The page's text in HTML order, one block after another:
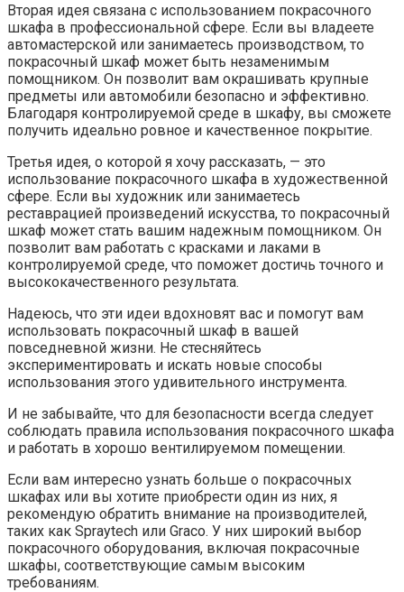
Вторая идея связана с использованием покрасочного
шкафа в профессиональной сфере. Если вы владеете
автомастерской или занимаетесь производством, то
покрасочный шкаф может быть незаменимым
помощником. Он позволит вам окрашивать крупные
предметы или автомобили безопасно и эффективно.
Благодаря контролируемой среде в шкафу, вы сможете
получить идеально ровное и качественное покрытие.
Третья идея, о которой я хочу рассказать, — это
использование покрасочного шкафа в художественной
сфере. Если вы художник или занимаетесь
реставрацией произведений искусства, то покрасочный
шкаф может стать вашим надежным помощником. Он
позволит вам работать с красками и лаками в
контролируемой среде, что поможет достичь точного и
высококачественного результата.
Надеюсь, что эти идеи вдохновят вас и помогут вам
использовать покрасочный шкаф в вашей
повседневной жизни. Не стесняйтесь
экспериментировать и искать новые способы
использования этого удивительного инструмента.
И не забывайте, что для безопасности всегда следует
соблюдать правила использования покрасочного шкафа
и работать в хорошо вентилируемом помещении.
Если вам интересно узнать больше о покрасочных
шкафах или вы хотите приобрести один из них, я
рекомендую обратить внимание на производителей,
таких как Spraytech или Graco. У них широкий выбор
покрасочного оборудования, включая покрасочные
шкафы, соответствующие самым высоким
требованиям.